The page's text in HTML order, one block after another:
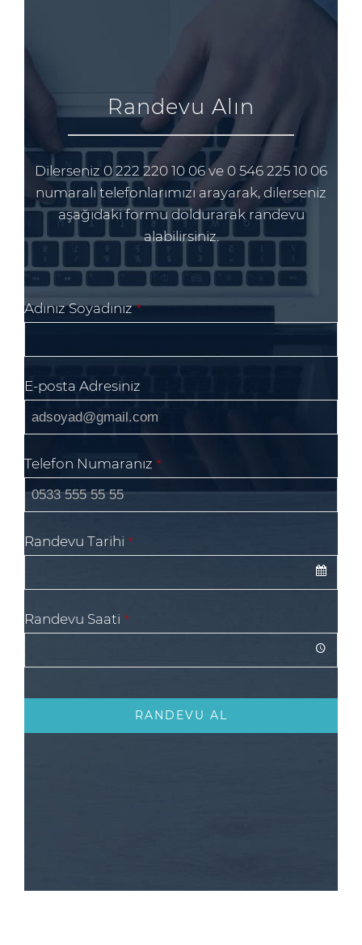
Randevu Alın
Dilerseniz 0 222 220 10 06 ve 0 546 225 10 06
numaralı telefonlarımızı arayarak, dilerseniz
aşağıdaki formu doldurarak randevu
alabilirsiniz.
Adınız Soyadınız *
E-posta Adresiniz
Email
Telefon Numaranız *
Randevu Tarihi *
Randevu Saati *
RANDEVU AL